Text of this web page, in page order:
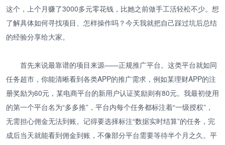
这个，上个月赚了3000多元零花钱，比她之前做手工活轻松不少。想
了解具体如何寻找项目、怎样操作吗？今天我就把自己踩过坑后总结
的经验分享给大家。
首先来说最靠谱的项目来源——正规推广平台。这类平台就如同
任务超市，你能清晰看到各类APP的推广需求，例如某理财APP的注
册奖励为60元，某电商平台的新用户认证奖励则有80元。我最初使用
的第一个平台名为“多多推”，平台内每个任务都标注着“一级授权”，
无需担心佣金无法到账。记得要选择标注“数据实时结算”的任务，完
成后当天就能看到佣金到账，不像部分平台需要等待半个月之久。平